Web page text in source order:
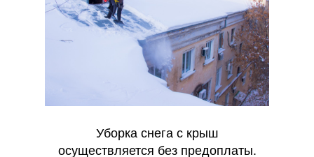
Уборка снега с крыш
осуществляется без предоплаты.